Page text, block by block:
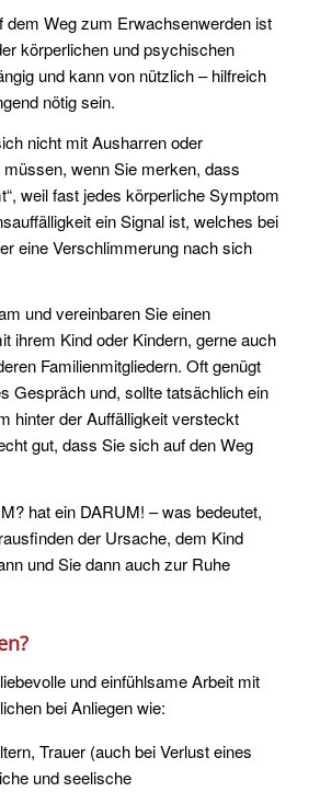
dem Weg zum Erwachsenwerden ist
körperlichen und psychischen
und kann von nützlich – hilfreich
nötig sein.
nicht mit Ausharren oder
wenn Sie merken, dass
weil fast jedes körperliche Symptom
ein Signal ist, welches bei
eine Verschlimmerung nach sich
und vereinbaren Sie einen
ihrem Kind oder Kindern, gerne auch
Familienmitgliedern. Oft genügt
Gespräch und, sollte tatsächlich ein
hinter der Auffälligkeit versteckt
gut, dass Sie sich auf den Weg
hat ein DARUM! – was bedeutet,
der Ursache, dem Kind
und Sie dann auch zur Ruhe
und einfühlsame Arbeit mit
bei Anliegen wie:
Trauer (auch bei Verlust eines
und seelische